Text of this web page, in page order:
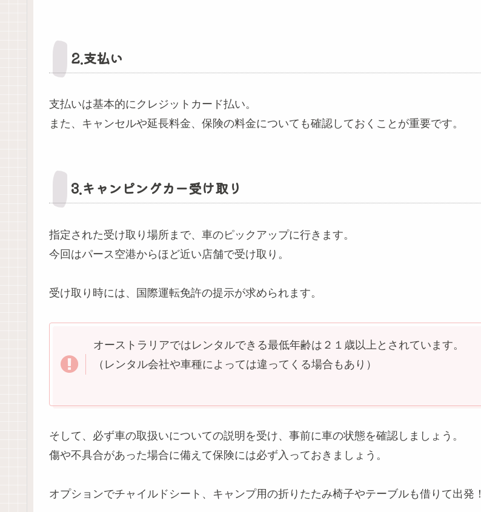
2.支払い
支払いは基本的にクレジットカード払い。
また、キャンセルや延長料金、保険の料金についても確認しておくことが重要です。
3.キャンピングカー受け取り
指定された受け取り場所まで、車のピックアップに行きます。
今回はパース空港からほど近い店舗で受け取り。
受け取り時には、国際運転免許の提示が求められます。
オーストラリアではレンタルできる最低年齢は２１歳以上とされています。
（レンタル会社や車種によっては違ってくる場合もあり）
そして、必ず車の取扱いについての説明を受け、事前に車の状態を確認しましょう。
傷や不具合があった場合に備えて保険には必ず入っておきましょう。
オプションでチャイルドシート、キャンプ用の折りたたみ椅子やテーブルも借りて出発！